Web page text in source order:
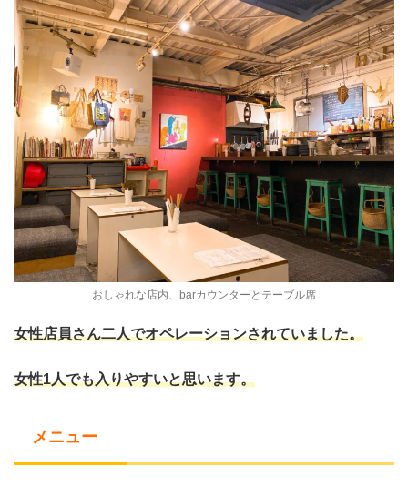
おしゃれな店内、barカウンターとテーブル席
女性店員さん二人でオペレーションされていました。
女性1人でも入りやすいと思います。
メニュー